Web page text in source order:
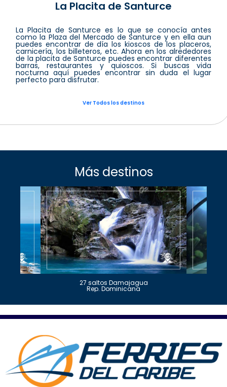
La Placita de Santurce
La Placita de Santurce es lo que se conocía antes
como la Plaza del Mercado de Santurce y en ella aun
puedes encontrar de día los kioscos de los placeros,
carnicería, los billeteros, etc. Ahora en los alrededores
de la placita de Santurce puedes encontrar diferentes
barras, restaurantes y quioscos. Si buscas vida
nocturna aquí puedes encontrar sin duda el lugar
perfecto para disfrutar.
Ver Todos los destinos
Más destinos
27 saltos Damajagua
Rep. Dominicana